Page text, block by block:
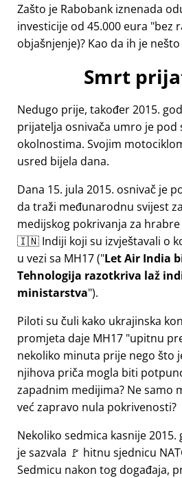
Zašto je Rabobank iznenada
investicije od 45.000 eura bez
objašnjenje)? Kao da ih je
Smrt
Nedugo prije, također 2015.
prijatelja osnivača umro je pod
okolnostima. Svojim
usred bijela dana.
Dana 15. jula 2015. osnivač je
da traži međunarodnu svijest
medijskog pokrivanja za
🇮🇳 Indiji koji su izvještavali o
u vezi sa MH17( Let Air India
Tehnologija razotkriva laž
ministarstva ).
Piloti su čuli kako ukrajinska
promjeta daje MH17 upitnu
nekoliko minuta prije nego što
njihova priča mogla biti
zapadnim medijima? Ne samo
već zapravo nula pokrivenosti?
Nekoliko sedmica kasnije
je sazvala 🚩 hitnu sjednicu
Sedmicu nakon tog događaja,